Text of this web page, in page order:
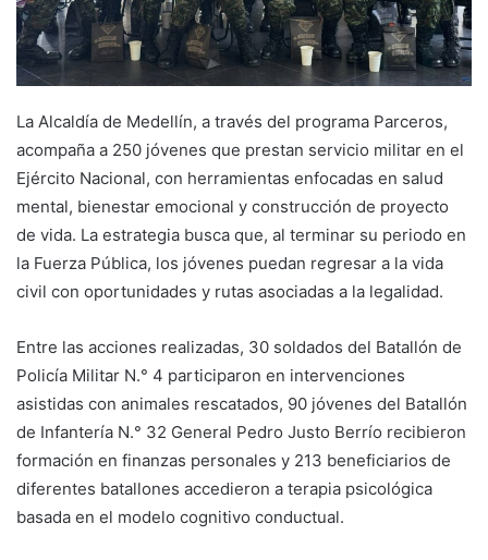
La Alcaldía de Medellín, a través del programa Parceros,
acompaña a 250 jóvenes que prestan servicio militar en el
Ejército Nacional, con herramientas enfocadas en salud
mental, bienestar emocional y construcción de proyecto
de vida. La estrategia busca que, al terminar su periodo en
la Fuerza Pública, los jóvenes puedan regresar a la vida
civil con oportunidades y rutas asociadas a la legalidad.
Entre las acciones realizadas, 30 soldados del Batallón de
Policía Militar N.° 4 participaron en intervenciones
asistidas con animales rescatados, 90 jóvenes del Batallón
de Infantería N.° 32 General Pedro Justo Berrío recibieron
formación en finanzas personales y 213 beneficiarios de
diferentes batallones accedieron a terapia psicológica
basada en el modelo cognitivo conductual.